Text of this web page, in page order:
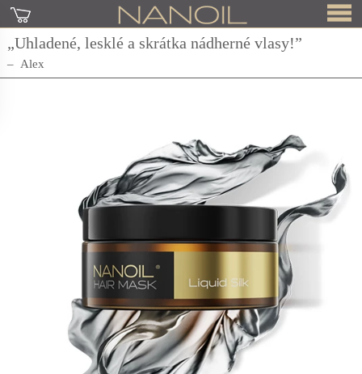
„Uhladené, lesklé a skrátka nádherné vlasy!”
Alex